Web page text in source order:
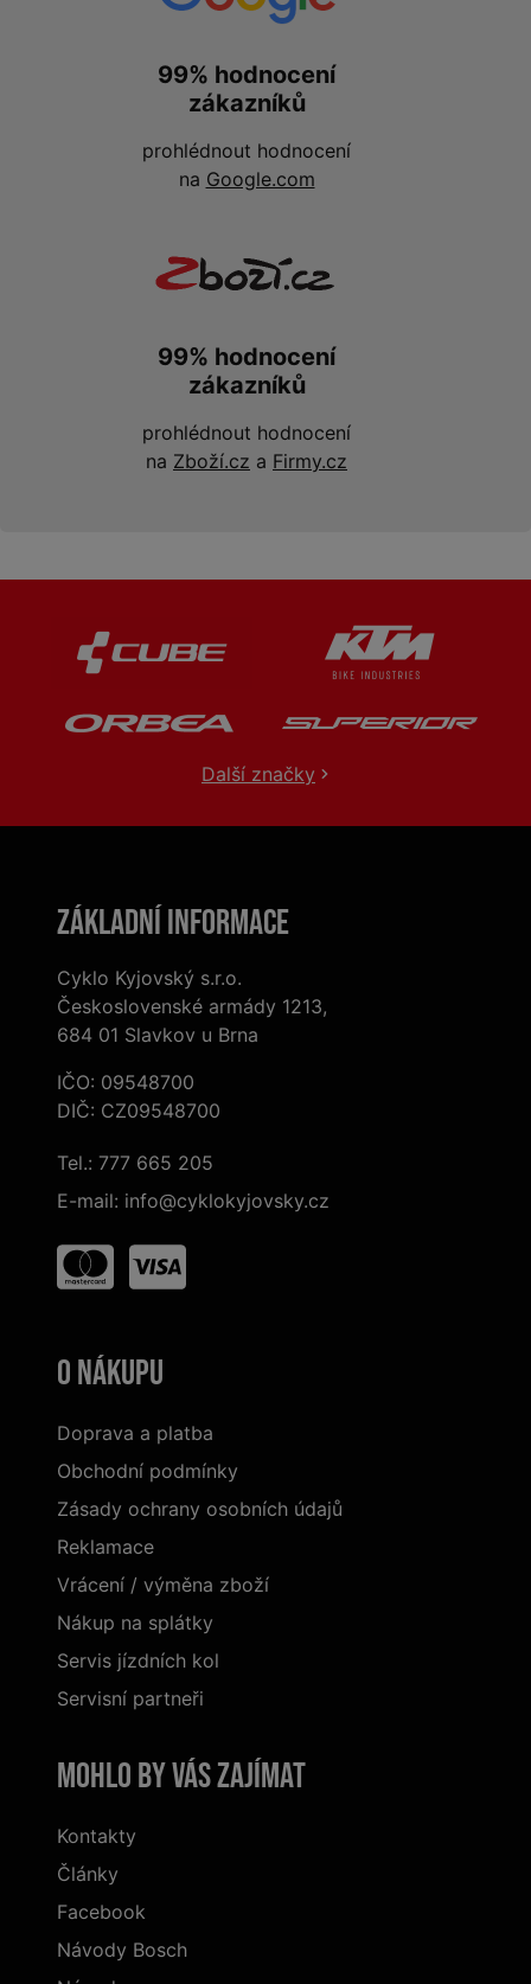
99% hodnocení
zákazníků
prohlédnout hodnocení
na Google.com
99% hodnocení
zákazníků
prohlédnout hodnocení
na Zboží.cz a Firmy.cz
Další značky
Základní informace
Cyklo Kyjovský s.r.o.
Československé armády 1213,
684 01 Slavkov u Brna
IČO: 09548700
DIČ: CZ09548700
Tel.: 777 665 205
E-mail: info@cyklokyjovsky.cz
O nákupu
Doprava a platba
Obchodní podmínky
Zásady ochrany osobních údajů
Reklamace
Vrácení / výměna zboží
Nákup na splátky
Servis jízdních kol
Servisní partneři
Mohlo by vás zajímat
Kontakty
Články
Facebook
Návody Bosch